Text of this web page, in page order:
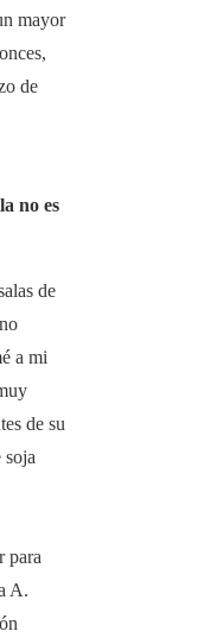
mayor
de
no es
de
a mi
de su
soja
para
A.